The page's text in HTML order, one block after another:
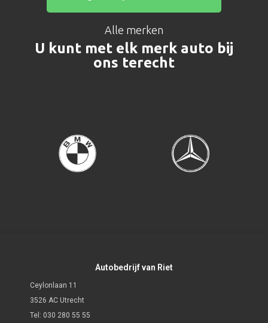
Alle merken
U kunt met elk merk auto bij
ons terecht
Autobedrijf van Riet
Ceylonlaan 11
3526 AC Utrecht
Tel: 030 280 55 55